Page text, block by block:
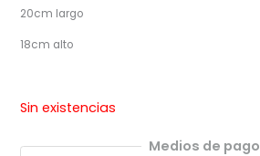
20cm largo
18cm alto
Sin existencias
Medios de pago